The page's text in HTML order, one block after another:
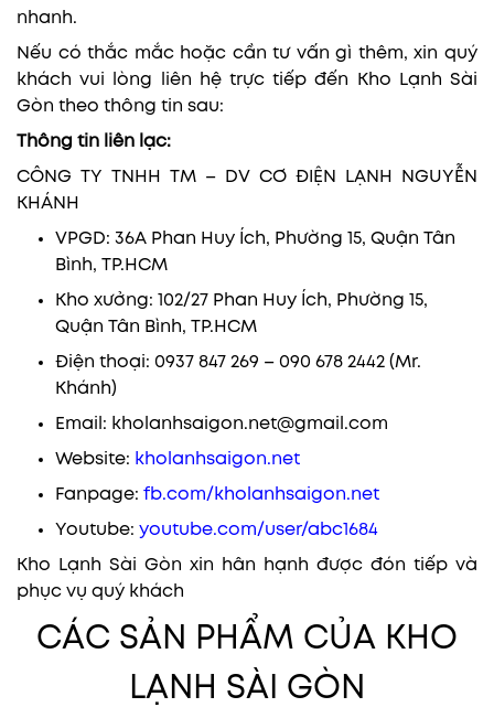
nhanh.
Nếu có thắc mắc hoặc cần tư vấn gì thêm, xin quý
khách vui lòng liên hệ trực tiếp đến Kho Lạnh Sài
Gòn theo thông tin sau:
Thông tin liên lạc:
CÔNG TY TNHH TM – DV CƠ ĐIỆN LẠNH NGUYỄN
KHÁNH
VPGD: 36A Phan Huy Ích, Phường 15, Quận Tân
Bình, TP.HCM
Kho xưởng: 102/27 Phan Huy Ích, Phường 15,
Quận Tân Bình, TP.HCM
Điện thoại: 0937 847 269 – 090 678 2442 (Mr.
Khánh)
Email: kholanhsaigon.net@gmail.com
Website: kholanhsaigon.net
Fanpage: fb.com/kholanhsaigon.net
Youtube: youtube.com/user/abc1684
Kho Lạnh Sài Gòn xin hân hạnh được đón tiếp và
phục vụ quý khách
CÁC SẢN PHẨM CỦA KHO
LẠNH SÀI GÒN